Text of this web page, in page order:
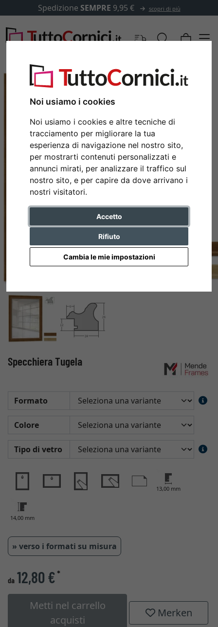
Noi usiamo i cookies
Noi usiamo i cookies e altre tecniche di
tracciamento per migliorare la tua
esperienza di navigazione nel nostro sito,
per mostrarti contenuti personalizzati e
annunci mirati, per analizzare il traffico sul
nostro sito, e per capire da dove arrivano i
nostri visitatori.
Accetto
Rifiuto
Cambia le mie impostazioni
Spedizione SEMPRE 9,95 € scopri di più
Indietro
Specchiera Tugela
Formato
Colore
Tipo di vetro
13,00 mm
14,00 mm
» verso i formati su misura
da 12,80 €*
Metti nel carrello
acquisti
Merken